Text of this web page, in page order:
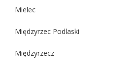
Mielec
Międzyrzec Podlaski
Międzyrzecz